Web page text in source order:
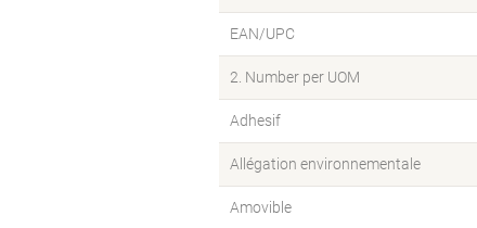
EAN/UPC
2. Number per UOM
Adhesif
Allégation environnementale
Amovible